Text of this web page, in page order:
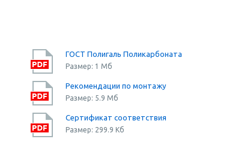
ГОСТ Полигаль Поликарбоната
Размер: 1 Мб
Рекомендации по монтажу
Размер: 5.9 Мб
Сертификат соответствия
Размер: 299.9 Кб